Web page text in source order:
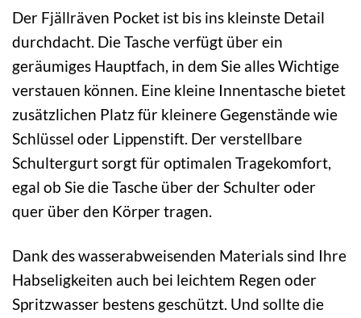
Der Fjällräven Pocket ist bis ins kleinste Detail
durchdacht. Die Tasche verfügt über ein
geräumiges Hauptfach, in dem Sie alles Wichtige
verstauen können. Eine kleine Innentasche bietet
zusätzlichen Platz für kleinere Gegenstände wie
Schlüssel oder Lippenstift. Der verstellbare
Schultergurt sorgt für optimalen Tragekomfort,
egal ob Sie die Tasche über der Schulter oder
quer über den Körper tragen.
Dank des wasserabweisenden Materials sind Ihre
Habseligkeiten auch bei leichtem Regen oder
Spritzwasser bestens geschützt. Und sollte die